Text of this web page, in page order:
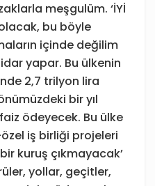
meşgulüm. ‘İYİ
bu böyle
içinde değilim
yapar. Bu ülkenin
2,7 trilyon lira
bir yıl
ödeyecek. Bu ülke
iş birliği projeleri
kuruş çıkmayacak’
yollar, geçitler,